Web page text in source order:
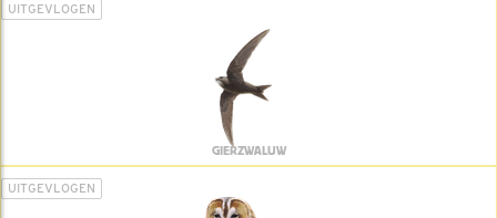
UITGEVLOGEN
GIERZWALUW
UITGEVLOGEN